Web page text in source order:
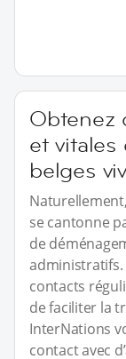
Obtenez
et vitales
belges
se cantonne
de
administratifs.
contacts
de faciliter la
InterNations
contact avec